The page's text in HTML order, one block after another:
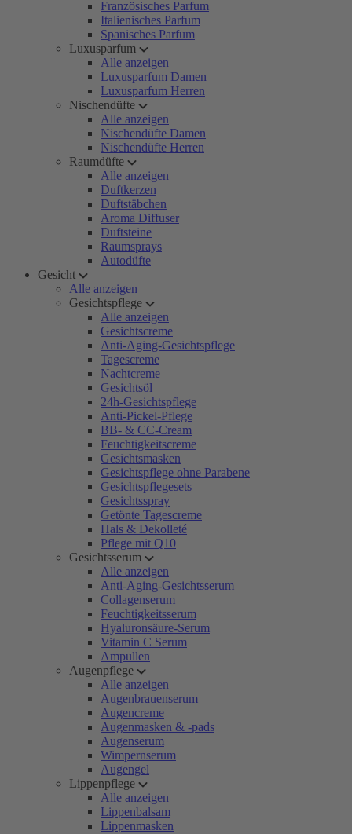
Französisches Parfum
Italienisches Parfum
Spanisches Parfum
Luxusparfum
Alle anzeigen
Luxusparfum Damen
Luxusparfum Herren
Nischendüfte
Alle anzeigen
Nischendüfte Damen
Nischendüfte Herren
Raumdüfte
Alle anzeigen
Duftkerzen
Duftstäbchen
Aroma Diffuser
Duftsteine
Raumsprays
Autodüfte
Gesicht
Alle anzeigen
Gesichtspflege
Alle anzeigen
Gesichtscreme
Anti-Aging-Gesichtspflege
Tagescreme
Nachtcreme
Gesichtsöl
24h-Gesichtspflege
Anti-Pickel-Pflege
BB- & CC-Cream
Feuchtigkeitscreme
Gesichtsmasken
Gesichtspflege ohne Parabene
Gesichtspflegesets
Gesichtsspray
Getönte Tagescreme
Hals & Dekolleté
Pflege mit Q10
Gesichtsserum
Alle anzeigen
Anti-Aging-Gesichtsserum
Collagenserum
Feuchtigkeitsserum
Hyaluronsäure-Serum
Vitamin C Serum
Ampullen
Augenpflege
Alle anzeigen
Augenbrauenserum
Augencreme
Augenmasken & -pads
Augenserum
Wimpernserum
Augengel
Lippenpflege
Alle anzeigen
Lippenbalsam
Lippenmasken